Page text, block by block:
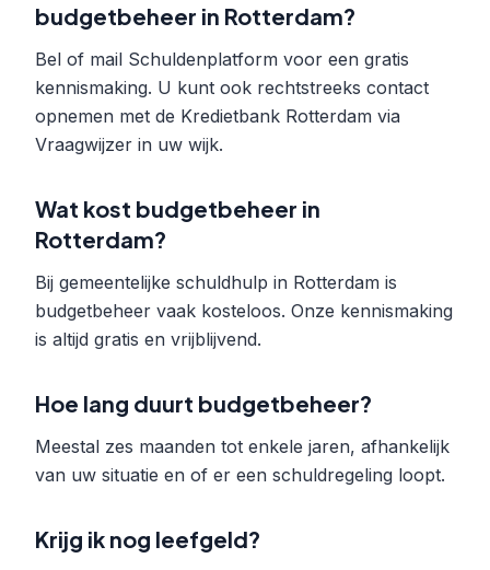
budgetbeheer in Rotterdam?
Bel of mail Schuldenplatform voor een gratis
kennismaking. U kunt ook rechtstreeks contact
opnemen met de Kredietbank Rotterdam via
Vraagwijzer in uw wijk.
Wat kost budgetbeheer in
Rotterdam?
Bij gemeentelijke schuldhulp in Rotterdam is
budgetbeheer vaak kosteloos. Onze kennismaking
is altijd gratis en vrijblijvend.
Hoe lang duurt budgetbeheer?
Meestal zes maanden tot enkele jaren, afhankelijk
van uw situatie en of er een schuldregeling loopt.
Krijg ik nog leefgeld?